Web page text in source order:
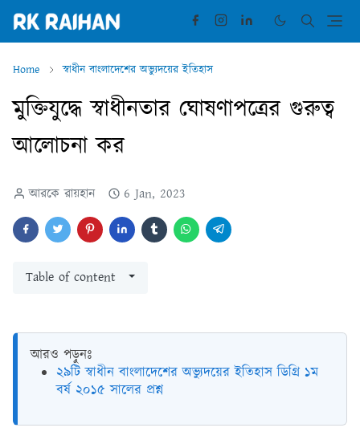
Home স্বাধীন বাংলাদেশের অভ্যুদয়ের ইতিহাস
মুক্তিযুদ্ধে স্বাধীনতার ঘোষণাপত্রের গুরুত্ব
আলোচনা কর
আরকে রায়হান 6 Jan, 2023
Table of content
আরও পড়ুনঃ
২৯টি স্বাধীন বাংলাদেশের অভ্যুদয়ের ইতিহাস ডিগ্রি ১ম
বর্ষ ২০১৫ সালের প্রশ্ন